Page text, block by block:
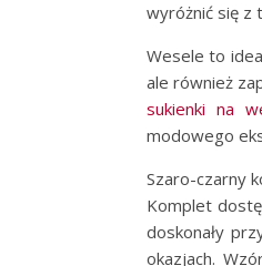
wyróżnić się z
Wesele to
ale również
sukienki na
modowego
Szaro-czarny
Komplet
doskonały
okazjach.